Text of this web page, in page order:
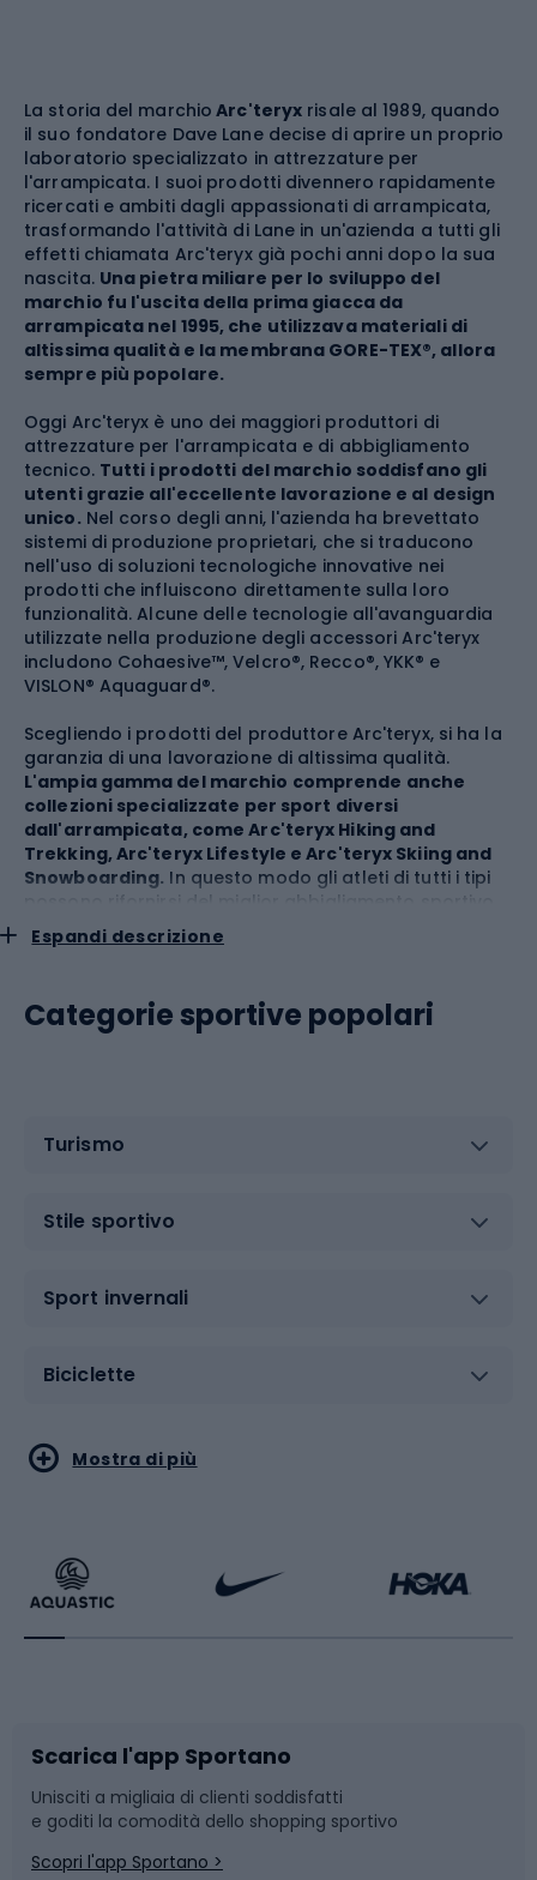
La storia del marchio Arc'teryx risale al 1989, quando
il suo fondatore Dave Lane decise di aprire un proprio
laboratorio specializzato in attrezzature per
l'arrampicata. I suoi prodotti divennero rapidamente
ricercati e ambiti dagli appassionati di arrampicata,
trasformando l'attività di Lane in un'azienda a tutti gli
effetti chiamata Arc'teryx già pochi anni dopo la sua
nascita. Una pietra miliare per lo sviluppo del
marchio fu l'uscita della prima giacca da
arrampicata nel 1995, che utilizzava materiali di
altissima qualità e la membrana GORE-TEX®, allora
sempre più popolare.
Oggi Arc'teryx è uno dei maggiori produttori di
attrezzature per l'arrampicata e di abbigliamento
tecnico. Tutti i prodotti del marchio soddisfano gli
utenti grazie all'eccellente lavorazione e al design
unico. Nel corso degli anni, l'azienda ha brevettato
sistemi di produzione proprietari, che si traducono
nell'uso di soluzioni tecnologiche innovative nei
prodotti che influiscono direttamente sulla loro
funzionalità. Alcune delle tecnologie all'avanguardia
utilizzate nella produzione degli accessori Arc'teryx
includono Cohaesive™, Velcro®, Recco®, YKK® e
VISLON® Aquaguard®.
Scegliendo i prodotti del produttore Arc'teryx, si ha la
garanzia di una lavorazione di altissima qualità.
L'ampia gamma del marchio comprende anche
collezioni specializzate per sport diversi
dall'arrampicata, come Arc'teryx Hiking and
Trekking, Arc'teryx Lifestyle e Arc'teryx Skiing and
Snowboarding. In questo modo gli atleti di tutti i tipi
possono rifornirsi del miglior abbigliamento sportivo.
Espandi descrizione
Categorie sportive popolari
Turismo
Stile sportivo
Sport invernali
Biciclette
Sport acquatici
Bikepacking
Bushcraft
Corsa
Sport di arti marziali
Sport con le racchette
Slitte e slittini
Snowboard
Mostra di più
Scarica l'app Sportano
Unisciti a migliaia di clienti soddisfatti
e goditi la comodità dello shopping sportivo
Scopri l'app Sportano >